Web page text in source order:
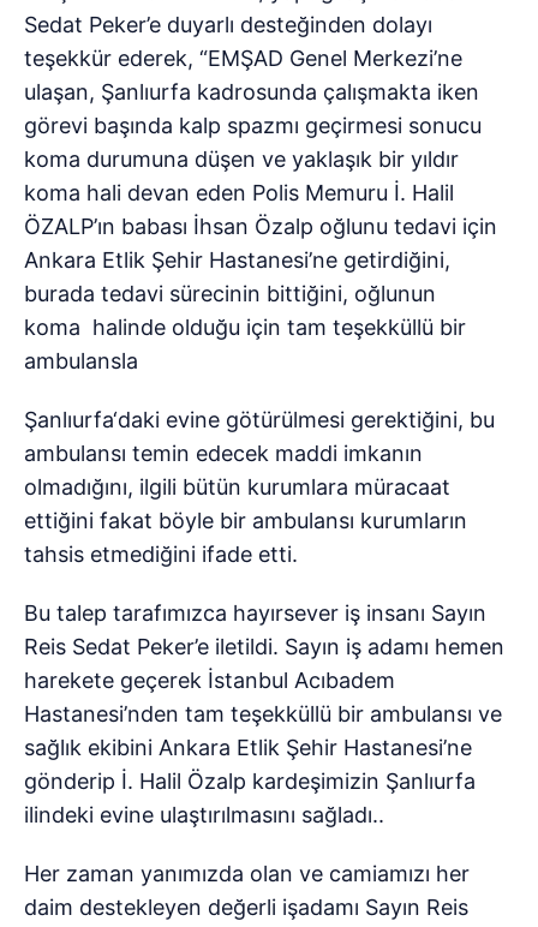
Sedat Peker’e duyarlı desteğinden dolayı
teşekkür ederek, “EMŞAD Genel Merkezi’ne
ulaşan, Şanlıurfa kadrosunda çalışmakta iken
görevi başında kalp spazmı geçirmesi sonucu
koma durumuna düşen ve yaklaşık bir yıldır
koma hali devan eden Polis Memuru İ. Halil
ÖZALP’ın babası İhsan Özalp oğlunu tedavi için
Ankara Etlik Şehir Hastanesi’ne getirdiğini,
burada tedavi sürecinin bittiğini, oğlunun
koma halinde olduğu için tam teşekküllü bir
ambulansla
Şanlıurfa‘daki evine götürülmesi gerektiğini, bu
ambulansı temin edecek maddi imkanın
olmadığını, ilgili bütün kurumlara müracaat
ettiğini fakat böyle bir ambulansı kurumların
tahsis etmediğini ifade etti.
Bu talep tarafımızca hayırsever iş insanı Sayın
Reis Sedat Peker’e iletildi. Sayın iş adamı hemen
harekete geçerek İstanbul Acıbadem
Hastanesi’nden tam teşekküllü bir ambulansı ve
sağlık ekibini Ankara Etlik Şehir Hastanesi’ne
gönderip İ. Halil Özalp kardeşimizin Şanlıurfa
ilindeki evine ulaştırılmasını sağladı..
Her zaman yanımızda olan ve camiamızı her
daim destekleyen değerli işadamı Sayın Reis